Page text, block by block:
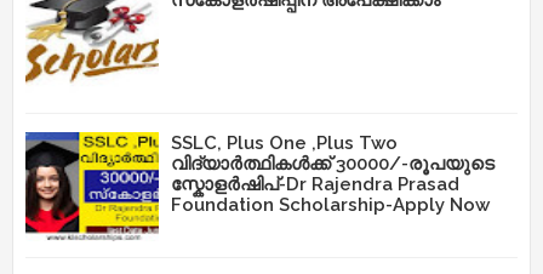
SSLC, Plus One ,Plus Two
വിദ്യാർത്ഥികൾക്ക് 30000/-രൂപയുടെ
സ്കോളർഷിപ്-Dr Rajendra Prasad
Foundation Scholarship-Apply Now